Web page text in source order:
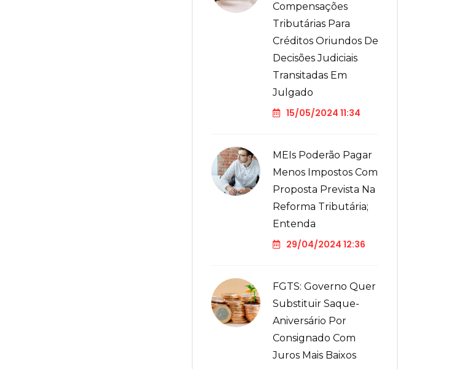
Compensações
Tributárias Para
Créditos Oriundos De
Decisões Judiciais
Transitadas Em
Julgado
15/05/2024 11:34
MEIs Poderão Pagar
Menos Impostos Com
Proposta Prevista Na
Reforma Tributária;
Entenda
29/04/2024 12:36
FGTS: Governo Quer
Substituir Saque-
Aniversário Por
Consignado Com
Juros Mais Baixos